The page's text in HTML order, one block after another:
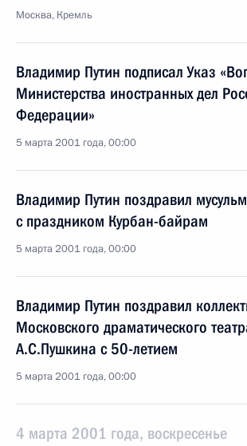
Москва, Кремль
Владимир Путин подписал Указ
Министерства иностранных дел
Федерации»
5 марта 2001 года, 00:00
Владимир Путин поздравил
с праздником Курбан-байрам
5 марта 2001 года, 00:00
Владимир Путин поздравил
Московского драматического
А.С.Пушкина с 50-летием
5 марта 2001 года, 00:00
4 марта 2001 года, воскресенье